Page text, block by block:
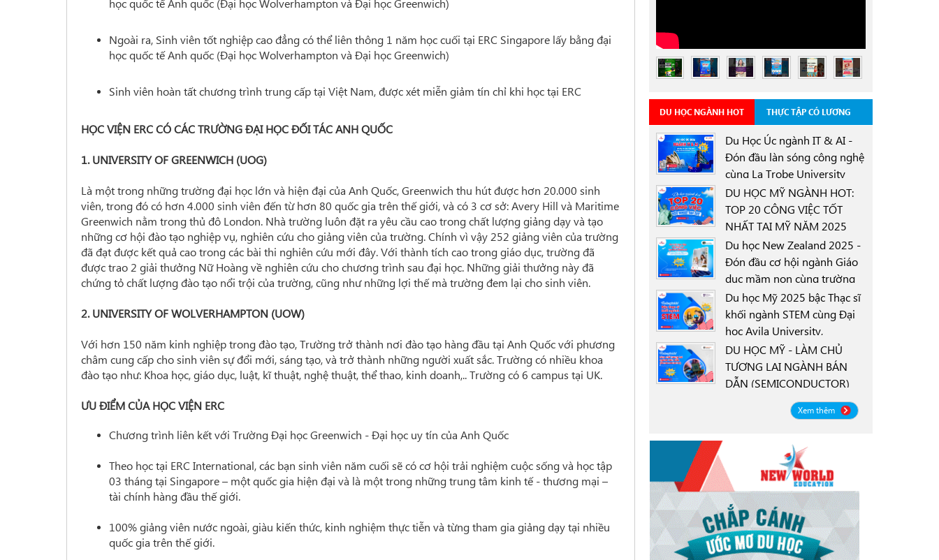
học quốc tế Anh quốc (Đại học Wolverhampton và Đại học Greenwich)
Ngoài ra, Sinh viên tốt nghiệp cao đẳng có thể liên thông 1 năm học cuối tại ERC Singapore lấy bằng đại
học quốc tế Anh quốc (Đại học Wolverhampton và Đại học Greenwich)
Sinh viên hoàn tất chương trình trung cấp tại Việt Nam, được xét miễn giảm tín chỉ khi học tại ERC
HỌC VIỆN ERC CÓ CÁC TRƯỜNG ĐẠI HỌC ĐỐI TÁC ANH QUỐC
1. UNIVERSITY OF GREENWICH (UOG)
Là một trong những trường đại học lớn và hiện đại của Anh Quốc, Greenwich thu hút được hơn 20.000 sinh
viên, trong đó có hơn 4.000 sinh viên đến từ hơn 80 quốc gia trên thế giới, và có 3 cơ sở: Avery Hill và Maritime
Greenwich nằm trong thủ đô London. Nhà trường luôn đặt ra yêu cầu cao trong chất lượng giảng dạy và tạo
những cơ hội đào tạo nghiệp vụ, nghiên cứu cho giảng viên của trường. Chính vì vậy 252 giảng viên của trường
đã đạt được kết quả cao trong các bài thi nghiên cứu mới đây. Với thành tích cao trong giáo dục, trường đã
được trao 2 giải thưởng Nữ Hoàng về nghiên cứu cho chương trình sau đại học. Những giải thưởng này đã
chứng tỏ chất lượng đào tạo nổi trội của trường, cũng như những lợi thế mà trường đem lại cho sinh viên.
2. UNIVERSITY OF WOLVERHAMPTON (UOW)
Với hơn 150 năm kinh nghiệp trong đào tạo, Trường trở thành nơi đào tạo hàng đầu tại Anh Quốc với phương
châm cung cấp cho sinh viên sự đổi mới, sáng tạo, và trở thành những người xuất sắc. Trường có nhiều khoa
đào tạo như: Khoa học, giáo dục, luật, kĩ thuật, nghệ thuật, thể thao, kinh doanh,.. Trường có 6 campus tại UK.
ƯU ĐIỂM CỦA HỌC VIỆN ERC
Chương trình liên kết với Trường Đại học Greenwich - Đại học uy tín của Anh Quốc
Theo học tại ERC International, các bạn sinh viên năm cuối sẽ có cơ hội trải nghiệm cuộc sống và học tập
03 tháng tại Singapore – một quốc gia hiện đại và là một trong những trung tâm kinh tế - thương mại –
tài chính hàng đầu thế giới.
100% giảng viên nước ngoài, giàu kiến thức, kinh nghiệm thực tiễn và từng tham gia giảng dạy tại nhiều
quốc gia trên thế giới.
DU HỌC NGÀNH HOT THỰC TẬP CÓ LƯƠNG
Du Học Úc ngành IT & AI -
Đón đầu làn sóng công nghệ
cùng La Trobe University
Sydney Campus với học
bổng 30%
0000-00-00
DU HỌC MỸ NGÀNH HOT:
TOP 20 CÔNG VIỆC TỐT
NHẤT TẠI MỸ NĂM 2025
Du học New Zealand 2025 -
Đón đầu cơ hội ngành Giáo
dục mầm non cùng trường
New Zealand Tertiary
College NZTC
Du học Mỹ 2025 bậc Thạc sĩ
khối ngành STEM cùng Đại
học Avila University,
Goodyear, Arizona
0000-00-00
DU HỌC MỸ - LÀM CHỦ
TƯƠNG LAI NGÀNH BÁN
DẪN (SEMICONDUCTOR)
CÙNG ĐẠI HỌC OREGON
STATE UNIVERSITY OSU
Xem thêm